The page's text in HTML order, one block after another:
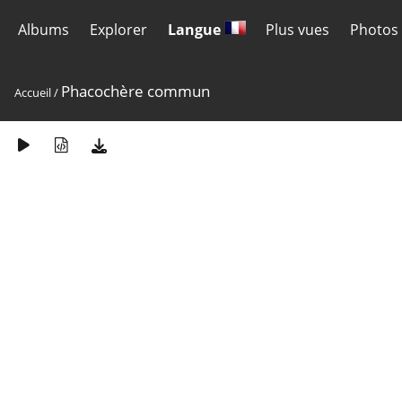
Albums Explorer Langue Plus vues
Accueil/ Phacochère commun